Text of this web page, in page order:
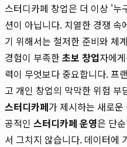
스터디카페 창업은 더 이상 '누
션이 아닙니다. 치열한 경쟁
기 위해서는 철저한 준비와 체
경험이 부족한초보 창업자에
력이 무엇보다 중요합니다. 프
고 개인 창업의 막막한 위험 부
스터디카페가 제시하는 새로
공적인 스터디카페 운영은 단
서 그치지 않습니다. 데이터에